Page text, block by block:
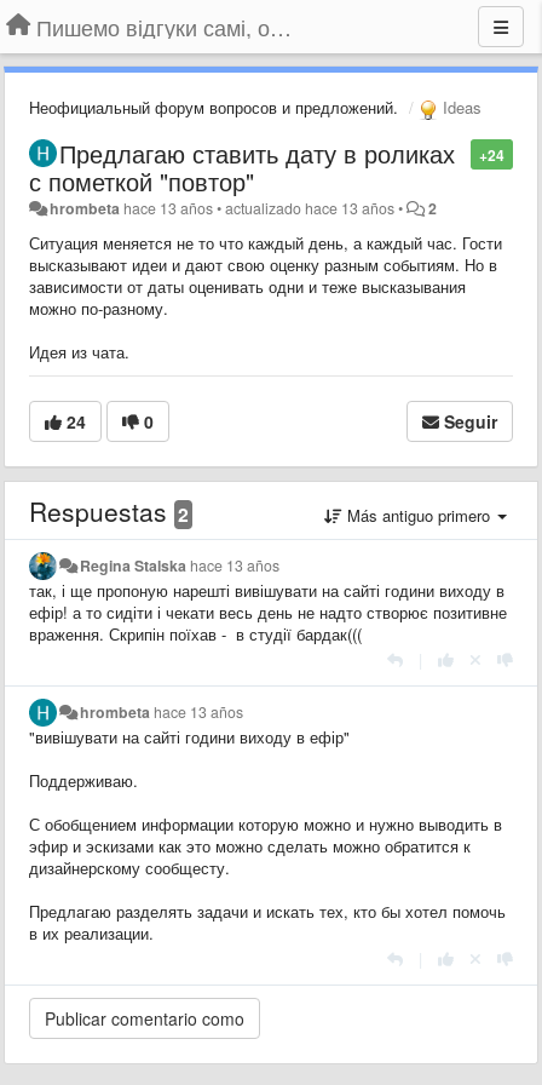
Пишемо відгуки самі, обговорюємо інші ідеї та пропозиції до Громадського Телебачення
Неофициальный форум вопросов и предложений. Ideas
+24
Предлагаю ставить дату в роликах
с пометкой "повтор"
hrombeta hace 13 años•actualizado hace 13 años• 2
Ситуация меняется не то что каждый день, а каждый час. Гости
высказывают идеи и дают свою оценку разным событиям. Но в
зависимости от даты оценивать одни и теже высказывания
можно по-разному.
Идея из чата.
24 0 Seguir
Respuestas 2 Más antiguo primero
Regina Stalska hace 13 años
так, і ще пропоную нарешті вивішувати на сайті години виходу в
ефір! а то сидіти і чекати весь день не надто створює позитивне
враження. Скрипін поїхав - в студії бардак(((
hrombeta hace 13 años
"вивішувати на сайті години виходу в ефір"
Поддерживаю.
С обобщением информации которую можно и нужно выводить в
эфир и эскизами как это можно сделать можно обратится к
дизайнерскому сообщесту.
Предлагаю разделять задачи и искать тех, кто бы хотел помочь
в их реализации.